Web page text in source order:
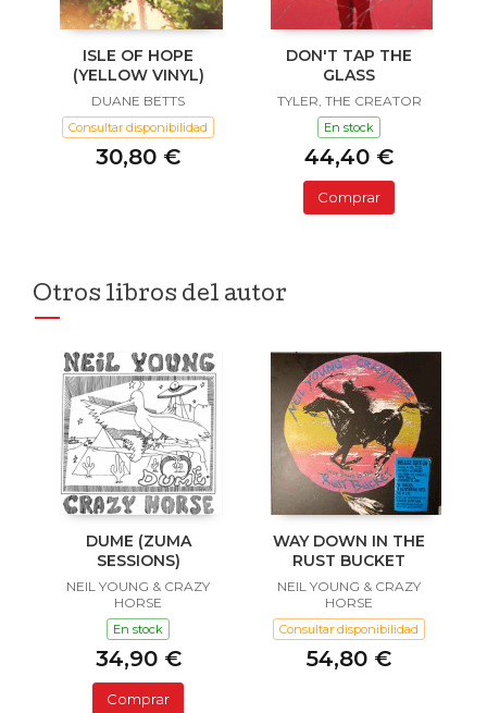
ISLE OF HOPE
(YELLOW VINYL)
DUANE BETTS
Consultar disponibilidad
30,80 €
DON'T TAP THE
GLASS
TYLER, THE CREATOR
En stock
44,40 €
Comprar
Otros libros del autor
DUME (ZUMA
SESSIONS)
NEIL YOUNG & CRAZY
HORSE
En stock
34,90 €
Comprar
WAY DOWN IN THE
RUST BUCKET
NEIL YOUNG & CRAZY
HORSE
Consultar disponibilidad
54,80 €